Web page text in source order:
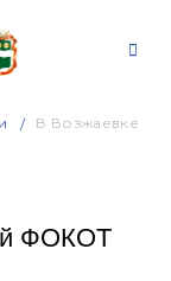
В Возжаевке
ФОКОТ